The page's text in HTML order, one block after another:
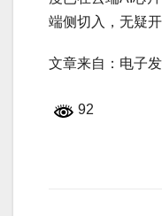
端侧切入，无疑
文章来自：电子
92